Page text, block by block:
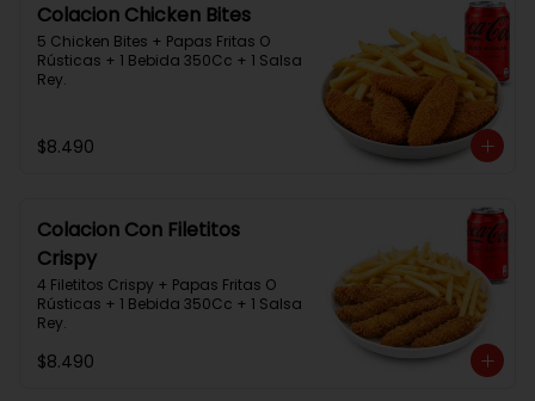
Colacion Chicken Bites
5 Chicken Bites + Papas Fritas O
Rústicas + 1 Bebida 350Cc + 1 Salsa
Rey.
$8.490
Colacion Con Filetitos
Crispy
4 Filetitos Crispy + Papas Fritas O
Rústicas + 1 Bebida 350Cc + 1 Salsa
Rey.
$8.490